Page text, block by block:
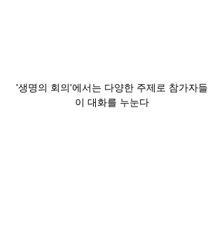
'생명의 회의'에서는 다양한 주제로 참가자들
이 대화를 누눈다